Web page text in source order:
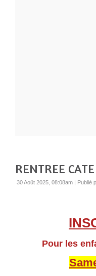
RENTREE
30 Août 2025, 08:08am | Publié
Pour les